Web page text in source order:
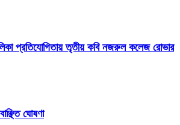
প্রতিযোগিতায় তৃতীয় কবি নজরুল কলেজ রোভার
ঘোষণা